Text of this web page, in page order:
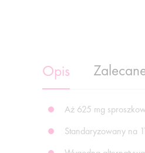
Opis
Aż 625 mg
Standaryzowany na